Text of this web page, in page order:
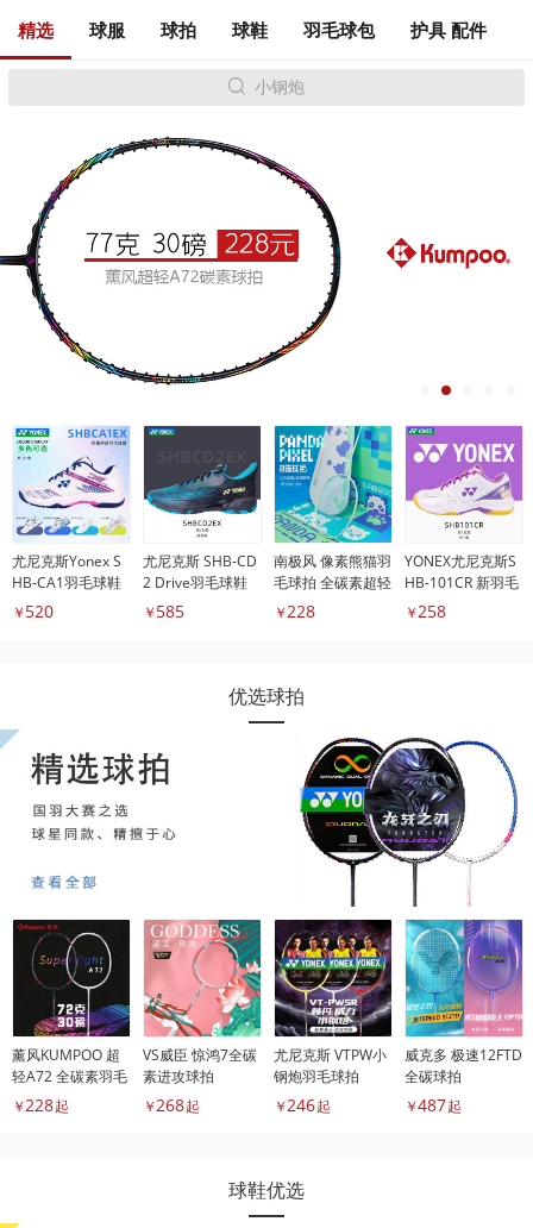
精选 球服 球拍 球鞋 羽毛球包 护具 配件
 小钢炮
尤尼克斯Yonex S
HB-CA1羽毛球鞋
￥520
尤尼克斯 SHB-CD
2 Drive羽毛球鞋
￥585
南极风 像素熊猫羽
毛球拍 全碳素超轻
均衡耐打单拍
￥228
YONEX尤尼克斯S
HB-101CR 新羽毛
球鞋
￥258
优选球拍
薰风KUMPOO 超
轻A72 全碳素羽毛
球拍
￥228起
VS威臣 惊鸿7全碳
素进攻球拍
￥268起
尤尼克斯 VTPW小
钢炮羽毛球拍
￥246起
威克多 极速12FTD
全碳球拍
￥487起
球鞋优选